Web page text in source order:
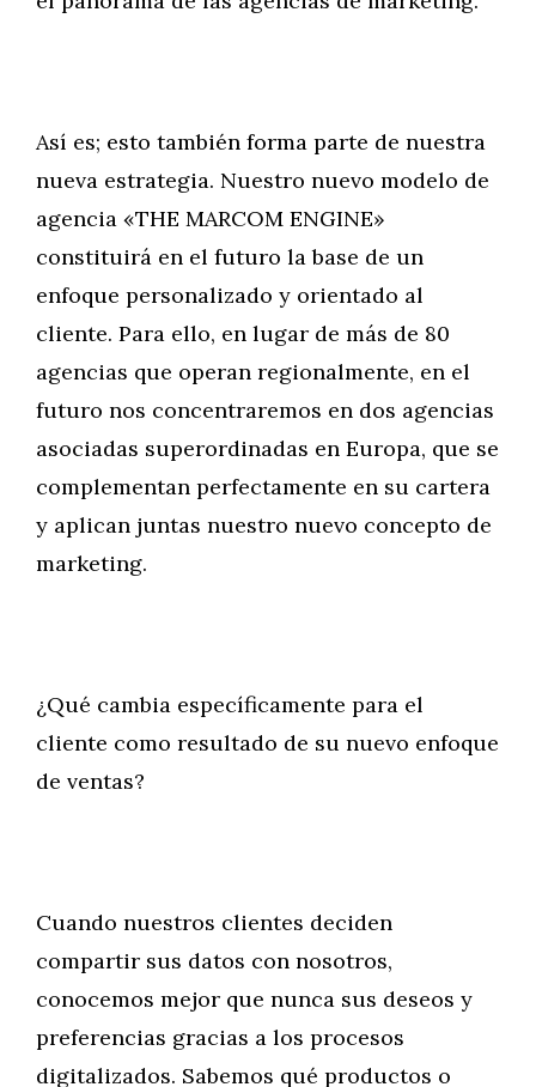
Así es; esto también forma parte de nuestra
nueva estrategia. Nuestro nuevo modelo de
agencia «THE MARCOM ENGINE»
constituirá en el futuro la base de un
enfoque personalizado y orientado al
cliente. Para ello, en lugar de más de 80
agencias que operan regionalmente, en el
futuro nos concentraremos en dos agencias
asociadas superordinadas en Europa, que se
complementan perfectamente en su cartera
y aplican juntas nuestro nuevo concepto de
marketing.
¿Qué cambia específicamente para el
cliente como resultado de su nuevo enfoque
de ventas?
Cuando nuestros clientes deciden
compartir sus datos con nosotros,
conocemos mejor que nunca sus deseos y
preferencias gracias a los procesos
digitalizados. Sabemos qué productos o